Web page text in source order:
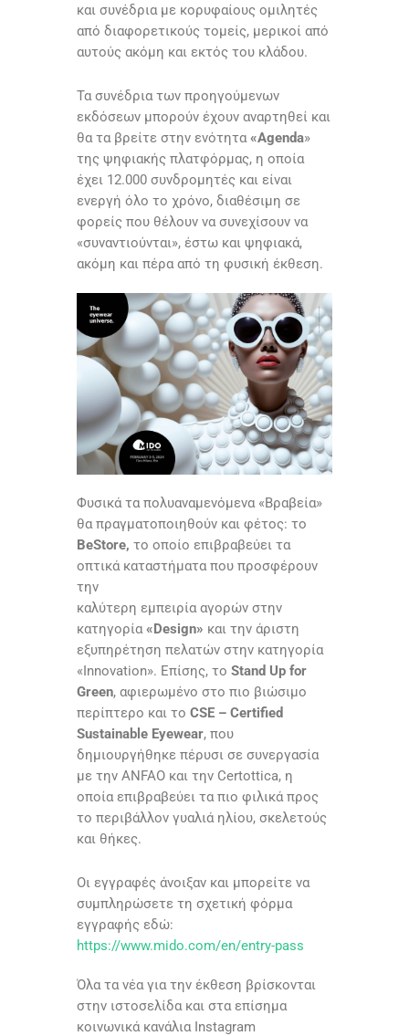
και συνέδρια με κορυφαίους ομιλητές
από διαφορετικούς τομείς, μερικοί από
αυτούς ακόμη και εκτός του κλάδου.
Τα συνέδρια των προηγούμενων
εκδόσεων μπορούν έχουν αναρτηθεί και
θα τα βρείτε στην ενότητα«Agenda»
της ψηφιακής πλατφόρμας, η οποία
έχει 12.000 συνδρομητές και είναι
ενεργή όλο το χρόνο, διαθέσιμη σε
φορείς που θέλουν να συνεχίσουν να
«συναντιούνται», έστω και ψηφιακά,
ακόμη και πέρα από τη φυσική έκθεση.
Φυσικά τα πολυαναμενόμενα «Βραβεία»
θα πραγματοποιηθούν και φέτος: το
BeStore, το οποίο επιβραβεύει τα
οπτικά καταστήματα που προσφέρουν
την
καλύτερη εμπειρία αγορών στην
κατηγορία«Design» και την άριστη
εξυπηρέτηση πελατών στην κατηγορία
«Innovation». Επίσης, το Stand Up for
Green, αφιερωμένο στο πιο βιώσιμο
περίπτερο και το CSE – Certified
Sustainable Eyewear, που
δημιουργήθηκε πέρυσι σε συνεργασία
με την ANFAO και την Certottica, η
οποία επιβραβεύει τα πιο φιλικά προς
το περιβάλλον γυαλιά ηλίου, σκελετούς
και θήκες.
Οι εγγραφές άνοιξαν και μπορείτε να
συμπληρώσετε τη σχετική φόρμα
εγγραφής εδώ:
https://www.mido.com/en/entry-pass
Όλα τα νέα για την έκθεση βρίσκονται
στην ιστοσελίδα και στα επίσημα
κοινωνικά κανάλια Instagram